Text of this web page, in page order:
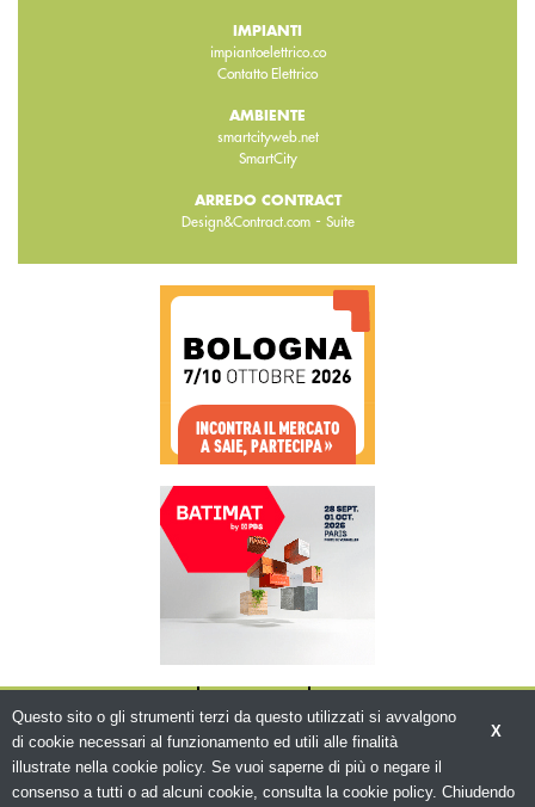
IMPIANTI
impiantoelettrico.co
Contatto Elettrico
AMBIENTE
smartcityweb.net
SmartCity
ARREDO CONTRACT
Design&Contract.com- Suite
X
Questo sito o gli strumenti terzi da questo utilizzati si avvalgono
di cookie necessari al funzionamento ed utili alle finalità
illustrate nella cookie policy. Se vuoi saperne di più o negare il
consenso a tutti o ad alcuni cookie, consulta la cookie policy. Chiudendo